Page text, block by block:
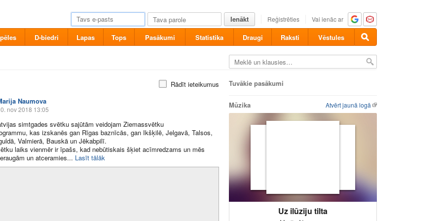
Ienākt Reģistrēties Vai ienāc ar
D-biedri Lapas Tops Pasākumi Statistika Draugi Raksti Vēstules
Rādīt ieteikumus
Naumova
nov 2018 13:05
simtgades svētku sajūtām veidojam Ziemassvētku
kas izskanēs gan Rīgas baznīcās, gan Ikšķilē, Jelgavā, Talsos,
Valmierā, Bauskā un Jēkabpilī.
laiks vienmēr ir īpašs, kad nebūtiskais šķiet acīmredzams un mēs
un atceramies​... Lasīt tālāk
Tuvākie pasākumi
Atvērt jaunā logā
Mūzika
Uz ilūziju tilta